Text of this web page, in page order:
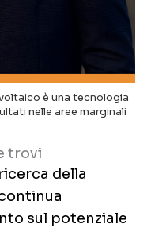
è una tecnologia
nelle aree marginali
trovi
della
sul potenziale